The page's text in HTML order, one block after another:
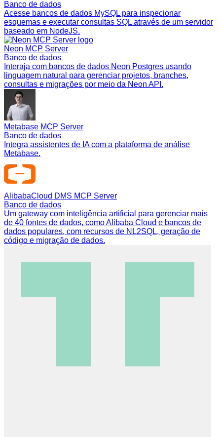
Banco de dados
Acesse bancos de dados MySQL para inspecionar
esquemas e executar consultas SQL através de um servidor
baseado em NodeJS.
Neon MCP Server
Banco de dados
Interaja com bancos de dados Neon Postgres usando
linguagem natural para gerenciar projetos, branches,
consultas e migrações por meio da Neon API.
Metabase MCP Server
Banco de dados
Integra assistentes de IA com a plataforma de análise
Metabase.
AlibabaCloud DMS MCP Server
Banco de dados
Um gateway com inteligência artificial para gerenciar mais
de 40 fontes de dados, como Alibaba Cloud e bancos de
dados populares, com recursos de NL2SQL, geração de
código e migração de dados.